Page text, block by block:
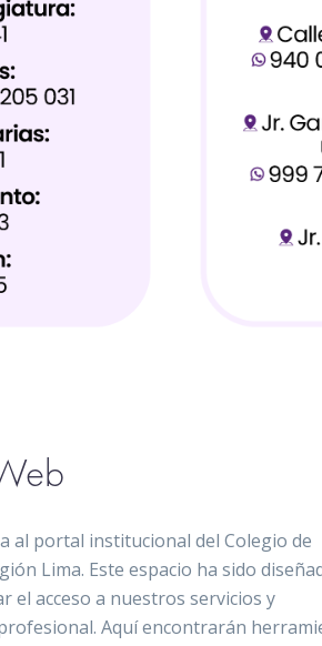
al portal institucional del Colegio de
Lima. Este espacio ha sido
el acceso a nuestros servicios y
Aquí encontrarán